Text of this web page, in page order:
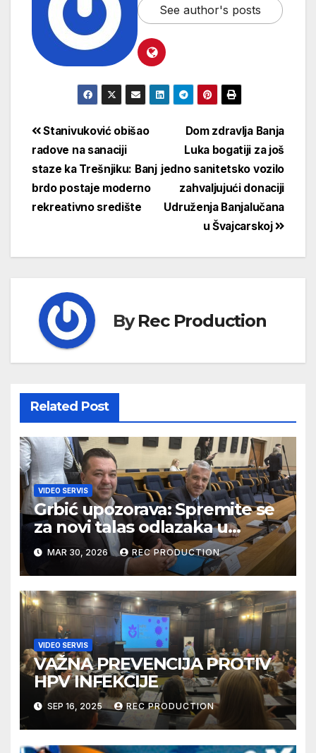
See author's posts
Dom zdravlja Banja
Luka bogatiji za još
jedno sanitetsko vozilo
zahvaljujući donaciji
Udruženja Banjalučana
u Švajcarskoj
Stanivuković obišao
radove na sanaciji
staze ka Trešnjiku: Banj
brdo postaje moderno
rekreativno središte
ByRec Production
Related Post
VIDEO SERVIS
Grbić upozorava: Spremite se
za novi talas odlazaka u
Njemačku
MAR 30, 2026 REC PRODUCTION
VIDEO SERVIS
VAŽNA PREVENCIJA PROTIV
HPV INFEKCIJE
SEP 16, 2025 REC PRODUCTION